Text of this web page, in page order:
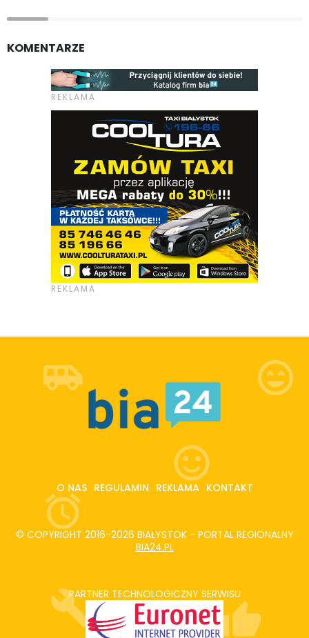
KOMENTARZE
O NAS REGULAMIN REKLAMA KONTAKT
© COPYRIGHT 2016-2026 BIAŁYSTOK - PORTAL REGIONALNY
BIA24.PL
PARTNER TECHNOLOGICZNY SERWISU